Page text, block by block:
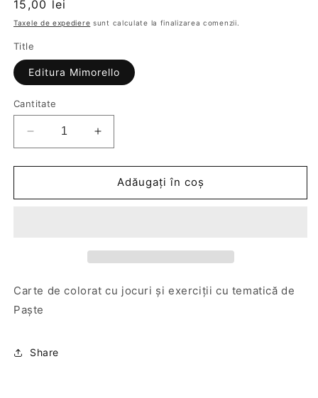
Preț
obișnuit
15,00 lei
Taxele de expediere sunt calculate la finalizarea comenzii.
Title
Editura Mimorello
Cantitate
Reduceți
cantitatea
pentru
Paştele!
Creșteți
cantitatea
pentru
Vine
Paştele!
Adăugați în coș
Carte de colorat cu jocuri și exerciții cu tematică de
Paşte
Share